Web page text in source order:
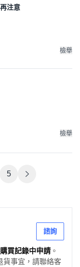
注意
檢舉
檢舉
5
諮詢
買記錄中申請 。
貨事宜，請聯絡客